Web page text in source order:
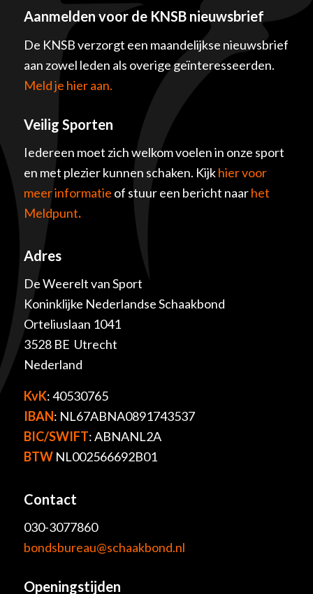
Aanmelden voor de KNSB nieuwsbrief
De KNSB verzorgt een maandelijkse nieuwsbrief
aan zowel leden als overige geïnteresseerden.
Meld je hier aan.
Veilig Sporten
Iedereen moet zich welkom voelen in onze sport
en met plezier kunnen schaken. Kijkhier voor
meer informatie of stuur een bericht naarhet
Meldpunt.
Adres
De Weerelt van Sport
Koninklijke Nederlandse Schaakbond
Orteliuslaan 1041
3528 BE Utrecht
Nederland
KvK: 40530765
IBAN: NL67ABNA0891743537
BIC/SWIFT: ABNANL2A
BTWNL002566692B01
Contact
030-3077860
bondsbureau@schaakbond.nl
Openingstijden